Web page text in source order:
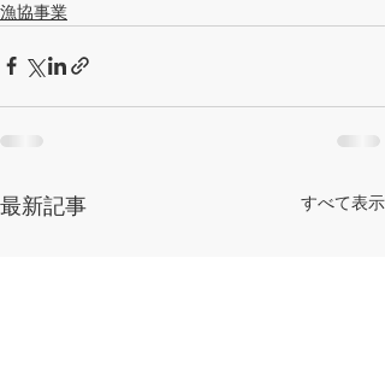
漁協事業
最新記事 すべて表示